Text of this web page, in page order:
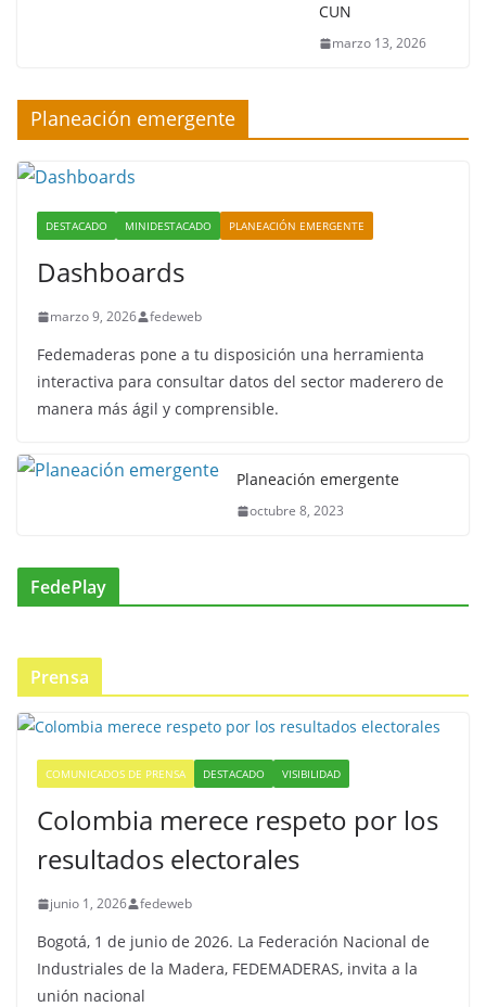
CUN
marzo 13, 2026
Planeación emergente
DESTACADO MINIDESTACADO PLANEACIÓN EMERGENTE
Dashboards
marzo 9, 2026 fedeweb
Fedemaderas pone a tu disposición una herramienta
interactiva para consultar datos del sector maderero de
manera más ágil y comprensible.
Planeación emergente
octubre 8, 2023
FedePlay
Prensa
COMUNICADOS DE PRENSA DESTACADO VISIBILIDAD
Colombia merece respeto por los
resultados electorales
junio 1, 2026 fedeweb
Bogotá, 1 de junio de 2026. La Federación Nacional de
Industriales de la Madera, FEDEMADERAS, invita a la
unión nacional